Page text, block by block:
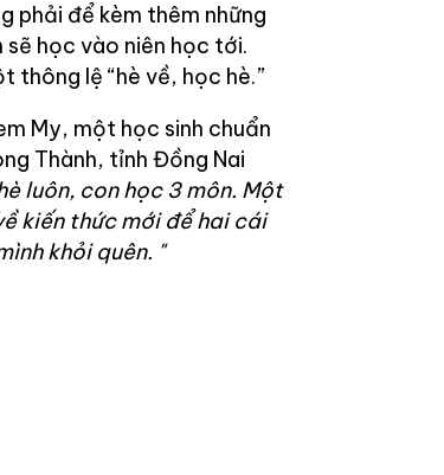
phải để kèm thêm những
học vào niên học tới.
thông lệ “hè về, học hè.”
My, một học sinh chuẩn
Thành, tỉnh Đồng Nai
luôn, con học 3 môn. Một
kiến thức mới để hai cái
khỏi quên. "